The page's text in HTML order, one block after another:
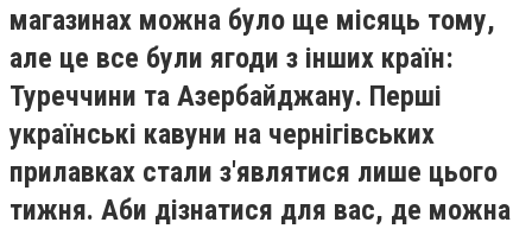
магазинах можна було ще місяць тому,
але це все були ягоди з інших країн:
Туреччини та Азербайджану. Перші
українські кавуни на чернігівських
прилавках стали з'являтися лише цього
тижня. Аби дізнатися для вас, де можна